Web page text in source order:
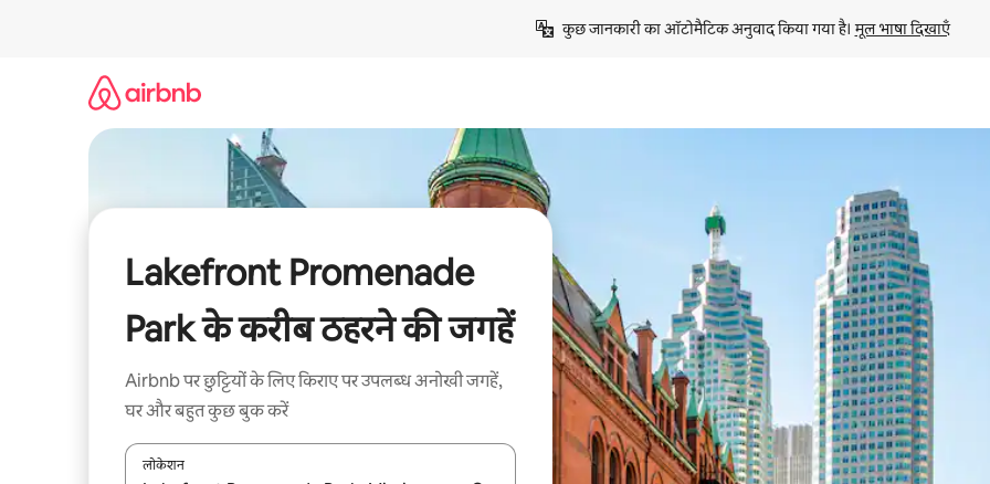
कुछ जानकारी का ऑटोमैटिक अनुवाद किया गया है। मूल भाषा दिखाएँ
Lakefront Promenade
Park के करीब ठहरने की जगहें
Airbnb पर छुट्टियों के लिए किराए पर उपलब्ध अनोखी जगहें,
घर और बहुत कुछ बुक करें
लोकेशन